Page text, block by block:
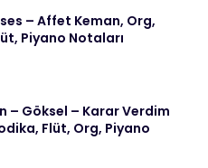
– Affet Keman, Org,
Piyano Notaları
– Göksel – Karar Verdim
Flüt, Org, Piyano